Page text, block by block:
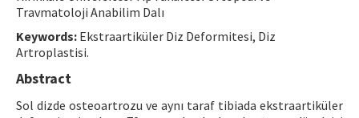
E-ISSN: 2687-4792
Travmatoloji Anabilim Dalı
Keywords: Ekstraartiküler Diz Deformitesi, Diz
Artroplastisi.
Abstract
Sol dizde osteoartrozu ve aynı taraf tibiada ekstraartiküler